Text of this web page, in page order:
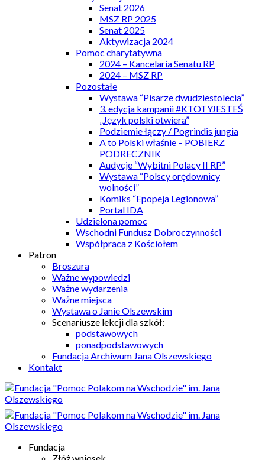
Senat 2026
MSZ RP 2025
Senat 2025
Aktywizacja 2024
Pomoc charytatywna
2024 – Kancelaria Senatu RP
2024 – MSZ RP
Pozostałe
Wystawa “Pisarze dwudziestolecia”
3. edycja kampanii #KTOTYJESTEŚ
„Język polski otwiera”
Podziemie łączy / Pogrindis jungia
A to Polski właśnie – POBIERZ
PODRECZNIK
Audycje “Wybitni Polacy II RP”
Wystawa “Polscy orędownicy
wolności”
Komiks “Epopeja Legionowa”
Portal IDA
Udzielona pomoc
Wschodni Fundusz Dobroczynności
Współpraca z Kościołem
Patron
Broszura
Ważne wypowiedzi
Ważne wydarzenia
Ważne miejsca
Wystawa o Janie Olszewskim
Scenariusze lekcji dla szkół:
podstawowych
ponadpodstawowych
Fundacja Archiwum Jana Olszewskiego
Kontakt
Fundacja